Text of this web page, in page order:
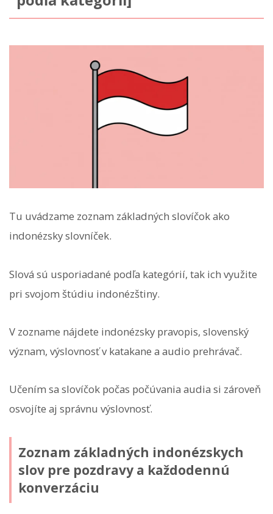
Tu uvádzame zoznam základných slovíčok ako
indonézsky slovníček.
Slová sú usporiadané podľa kategórií, tak ich využite
pri svojom štúdiu indonézštiny.
V zozname nájdete indonézsky pravopis, slovenský
význam, výslovnosť v katakane a audio prehrávač.
Učením sa slovíčok počas počúvania audia si zároveň
osvojíte aj správnu výslovnosť.
Zoznam základných indonézskych
slov pre pozdravy a každodennú
konverzáciu